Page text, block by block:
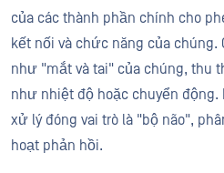
của các thành phần chính cho
kết nối và chức năng của chúng.
như "mắt và tai" của chúng, thu
như nhiệt độ hoặc chuyển động.
xử lý đóng vai trò là "bộ não",
hoạt phản hồi.